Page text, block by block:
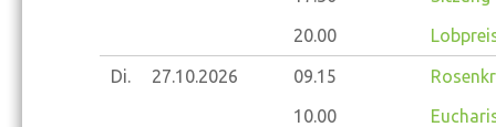
20.00
Di. 27.10.2026 09.15
10.00